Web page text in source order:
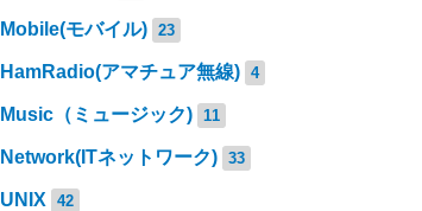
Mobile(モバイル) 23
HamRadio(アマチュア無線) 4
Music（ミュージック) 11
Network(ITネットワーク) 33
UNIX 42